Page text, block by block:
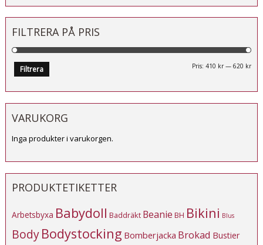
FILTRERA PÅ PRIS
Filtrera Pris:410 kr —620 kr
VARUKORG
Inga produkter i varukorgen.
PRODUKTETIKETTER
Arbetsbyxa Babydoll Baddräkt Beanie BH Bikini Blus
BodyBodystocking Bomberjacka Brokad Bustier